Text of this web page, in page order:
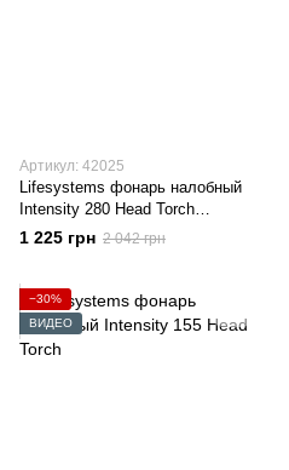
Артикул: 42025
Lifesystems фонарь налобный
Intensity 280 Head Torch
Rechargeable
1 225 грн 2 042 грн
−30%
ВИДЕО